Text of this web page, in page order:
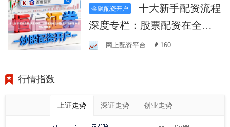
金融配资开户
十大新手配资流程
深度专栏：股票配资在全球
资本市场的账户管理案例解
网上配资平台 160
行情指数
上证走势 深证走势 创业走势